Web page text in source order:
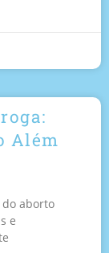
Além
aborto
e